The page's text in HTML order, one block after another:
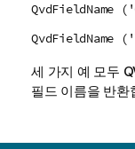
QvdFieldName
세 가지 예 모두
필드 이름을 반환